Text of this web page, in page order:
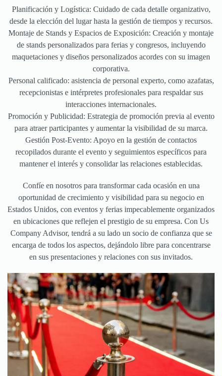
Planificación y Logística: Cuidado de cada detalle organizativo,
desde la elección del lugar hasta la gestión de tiempos y recursos.
Montaje de Stands y Espacios de Exposición: Creación y montaje
de stands personalizados para ferias y congresos, incluyendo
maquetaciones y diseños personalizados acordes con su imagen
corporativa.
Personal calificado: asistencia de personal experto, como azafatas,
recepcionistas e intérpretes profesionales para respaldar sus
interacciones internacionales.
Promoción y Publicidad: Estrategia de promoción previa al evento
para atraer participantes y aumentar la visibilidad de su marca.
Gestión Post-Evento: Apoyo en la gestión de contactos
recopilados durante el evento y seguimientos específicos para
mantener el interés y consolidar las relaciones establecidas.
Confíe en nosotros para transformar cada ocasión en una
oportunidad de crecimiento y visibilidad para su negocio en
Estados Unidos, con eventos y ferias impecablemente organizados
en ubicaciones que reflejen el prestigio de su empresa. Con Us
Company Advisor, tendrá a su lado un socio de confianza que se
encarga de todos los aspectos, dejándolo libre para concentrarse
en sus presentaciones y relaciones con sus invitados.